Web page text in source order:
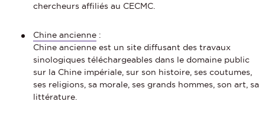
chercheurs affiliés au CECMC.
Chine ancienne :
Chine ancienne est un site diffusant des travaux
sinologiques téléchargeables dans le domaine public
sur la Chine impériale, sur son histoire, ses coutumes,
ses religions, sa morale, ses grands hommes, son art, sa
littérature.